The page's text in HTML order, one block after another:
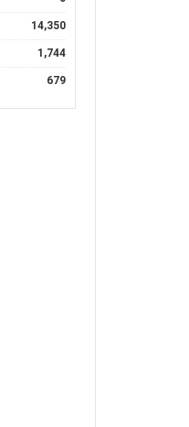
14,350
1,744
679